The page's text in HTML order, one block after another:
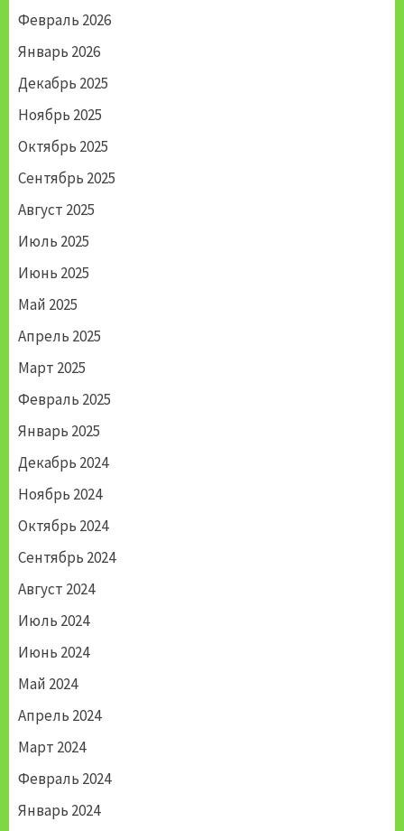
Февраль 2026
Январь 2026
Декабрь 2025
Ноябрь 2025
Октябрь 2025
Сентябрь 2025
Август 2025
Июль 2025
Июнь 2025
Май 2025
Апрель 2025
Март 2025
Февраль 2025
Январь 2025
Декабрь 2024
Ноябрь 2024
Октябрь 2024
Сентябрь 2024
Август 2024
Июль 2024
Июнь 2024
Май 2024
Апрель 2024
Март 2024
Февраль 2024
Январь 2024